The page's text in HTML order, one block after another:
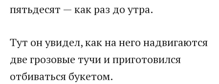
пятьдесят — как раз до утра.
Тут он увидел, как на него надвигаются
две грозовые тучи и приготовился
отбиваться букетом.